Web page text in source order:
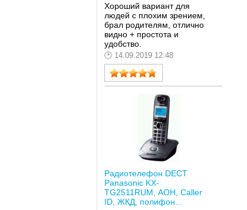
Хороший вариант для
людей с плохим зрением,
брал родителям, отлично
видно + простота и
удобство.
14.09.2019 12:48
Радиотелефон DECT
Panasonic KX-
TG2511RUM, АОН, Caller
ID, ЖКД, полифон...